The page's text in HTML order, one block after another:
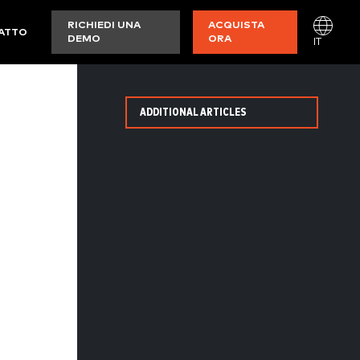
RICHIEDI UNA
DEMO
ACQUISTA
ORA
IT
ADDITIONAL ARTICLES